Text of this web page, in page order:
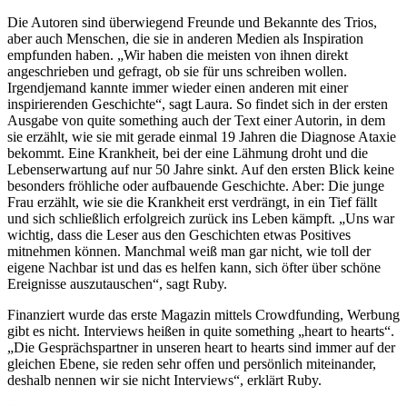
Die Autoren sind überwiegend Freunde und Bekannte des Trios,
aber auch Menschen, die sie in anderen Medien als Inspiration
empfunden haben. „Wir haben die meisten von ihnen direkt
angeschrieben und gefragt, ob sie für uns schreiben wollen.
Irgendjemand kannte immer wieder einen anderen mit einer
inspirierenden Geschichte“, sagt Laura. So findet sich in der ersten
Ausgabe von quite something auch der Text einer Autorin, in dem
sie erzählt, wie sie mit gerade einmal 19 Jahren die Diagnose Ataxie
bekommt. Eine Krankheit, bei der eine Lähmung droht und die
Lebenserwartung auf nur 50 Jahre sinkt. Auf den ersten Blick keine
besonders fröhliche oder aufbauende Geschichte. Aber: Die junge
Frau erzählt, wie sie die Krankheit erst verdrängt, in ein Tief fällt
und sich schließlich erfolgreich zurück ins Leben kämpft. „Uns war
wichtig, dass die Leser aus den Geschichten etwas Positives
mitnehmen können. Manchmal weiß man gar nicht, wie toll der
eigene Nachbar ist und das es helfen kann, sich öfter über schöne
Ereignisse auszutauschen“, sagt Ruby.
Finanziert wurde das erste Magazin mittels Crowdfunding, Werbung
gibt es nicht. Interviews heißen in quite something „heart to hearts“.
„Die Gesprächspartner in unseren heart to hearts sind immer auf der
gleichen Ebene, sie reden sehr offen und persönlich miteinander,
deshalb nennen wir sie nicht Interviews“, erklärt Ruby.